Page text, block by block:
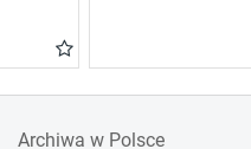
Archiwa w Polsce